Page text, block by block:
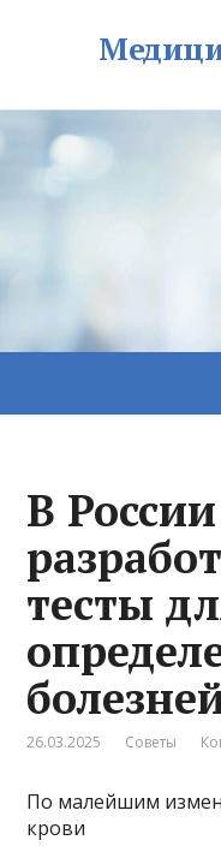
В России
тесты
26.03.2025 Советы
По малейшим
крови